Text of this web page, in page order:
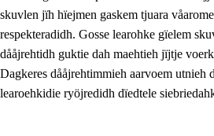
skuvlen jïh hïejmen gaskem tjuara
respekteradidh. Gosse learohke gïelem
dååjrehtidh guktie dah maehtieh jïjtje
Dagkeres dååjrehtimmieh aarvoem utnieh
learoehkidie ryöjredidh dïedtele